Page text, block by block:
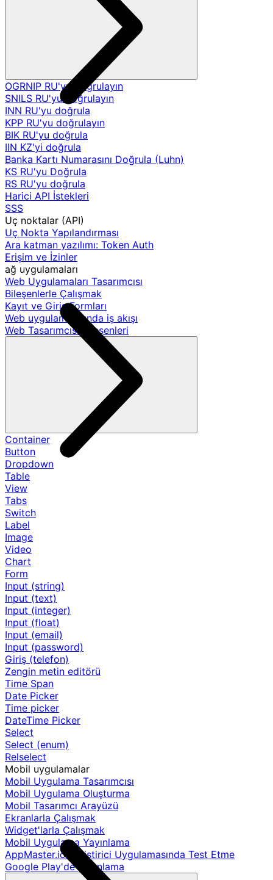
OGRNIP RU'yu doğrulayın
SNILS RU'yu doğrulayın
INN RU'yu doğrula
KPP RU'yu doğrulayın
BIK RU'yu doğrula
IIN KZ'yi doğrula
Banka Kartı Numarasını Doğrula (Luhn)
KS RU'yu Doğrula
RS RU'yu doğrula
Harici API İstekleri
SSS
Uç noktalar (API)
Uç Nokta Yapılandırması
Ara katman yazılımı: Token Auth
Erişim ve İzinler
ağ uygulamaları
Web Uygulamaları Tasarımcısı
Bileşenlerle Çalışmak
Kayıt ve Giriş Formları
Web uygulamalarında iş akışı
Web Tasarımcısı Bileşenleri
Container
Button
Dropdown
Table
View
Tabs
Switch
Label
Image
Video
Chart
Form
Input (string)
Input (text)
Input (integer)
Input (float)
Input (email)
Input (password)
Giriş (telefon)
Zengin metin editörü
Time Span
Date Picker
Time picker
DateTime Picker
Select
Select (enum)
Relselect
Mobil uygulamalar
Mobil Uygulama Tasarımcısı
Mobil Uygulama Oluşturma
Mobil Tasarımcı Arayüzü
Ekranlarla Çalışmak
Widget'larla Çalışmak
Mobil Uygulama Yayınlama
AppMaster.io Geliştirici Uygulamasında Test Etme
Google Play'de yayınlama